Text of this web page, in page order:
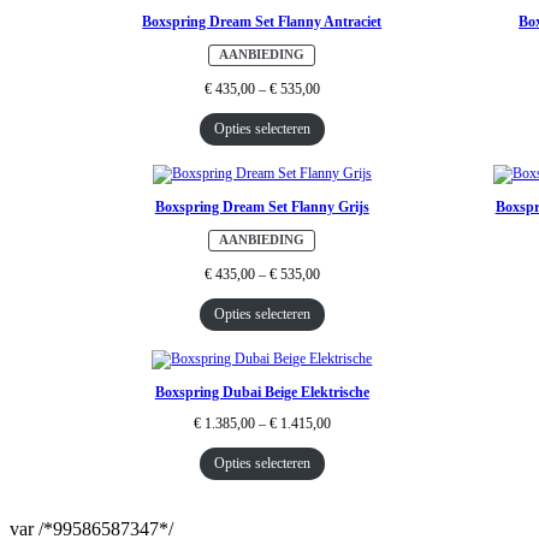
Boxspring Dream Set Flanny Antraciet
AANBIEDING
R
O
D
T
I
D
I
E
R
K
P
€435,00– €535,00
Opties selecteren
Boxspring Dream Set Flanny Grijs
AANBIEDING
R
O
D
T
I
D
U
I
V
R
K
O
€435,00– €535,00
Opties selecteren
Boxspring Dubai Beige Elektrische
€1.385,00– €1.415,00
Opties selecteren
var /*99586587347*/